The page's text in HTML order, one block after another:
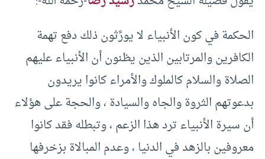
الحكمة في كون الأنبياء لا يورَّثون ذلك دفع تهمة
الكافرين والمرتابين الذين يظنون أن الأنبياء عليهم
الصلاة والسلام كالملوك والأمراء كانوا يريدون
بدعوتهم الثروة والجاه والسيادة ، والحجة على هؤلاء
أن سيرة الأنبياء ترد هذا الزعم ، وتبطله فقد كانوا
معروفين بالزهد في الدنيا ، وعدم المبالاة بزخرفها